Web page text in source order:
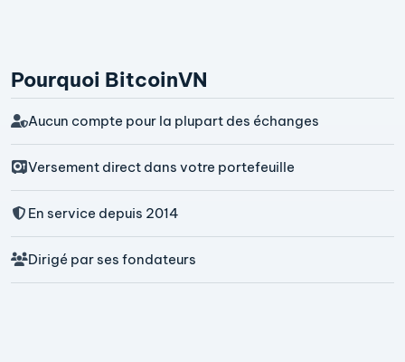
Pourquoi BitcoinVN
Aucun compte pour la plupart des échanges
Versement direct dans votre portefeuille
En service depuis 2014
Dirigé par ses fondateurs